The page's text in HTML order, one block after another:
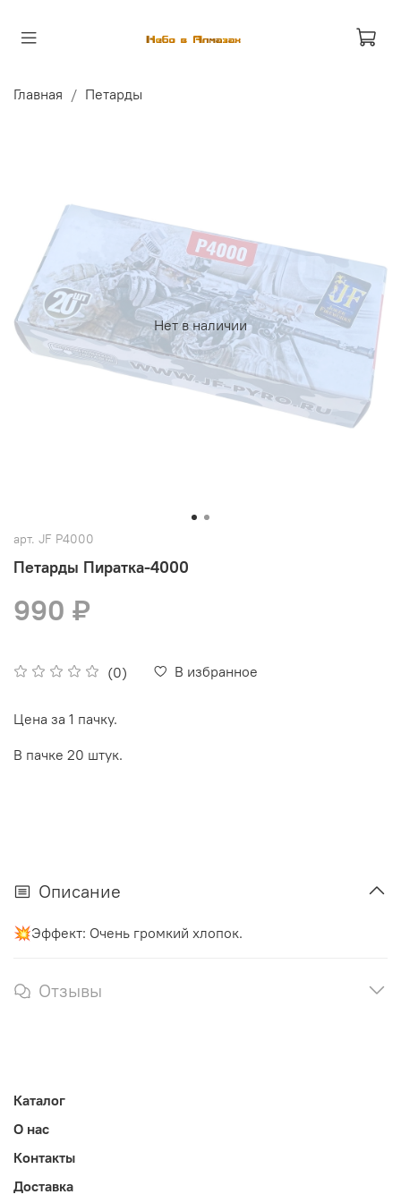
Главная Петарды
Нет в наличии
арт. JF P4000
Петарды Пиратка-4000
(0) В избранное
990 ₽
Цена за 1 пачку.
В пачке 20 штук.
Описание
💥Эффект: Очень громкий хлопок.
Отзывы
Каталог
О нас
Контакты
Доставка